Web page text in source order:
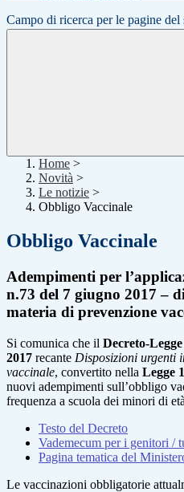
Campo di ricerca per le pagine del
Home >
Novità >
Le notizie >
Obbligo Vaccinale
Obbligo Vaccinale
Adempimenti per
n.73 del 7 giugno 2017 –
materia di prevenzione
Si comunica che il Decreto-
2017 recante Disposizioni urgenti
vaccinale, convertito nella Legge
nuovi adempimenti sull’obbligo
frequenza a scuola dei minori di
Testo del Decreto
Vademecum per i genitori /
Pagina tematica del
Le vaccinazioni obbligatorie